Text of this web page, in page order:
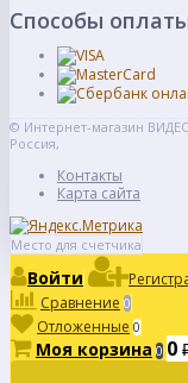
Способы
© Интернет-магазин
Россия,
Контакты
Карта сайта
Место для счетчика
Войти
Сравнение 0
Отложенные 0
Моя корзина 0 0